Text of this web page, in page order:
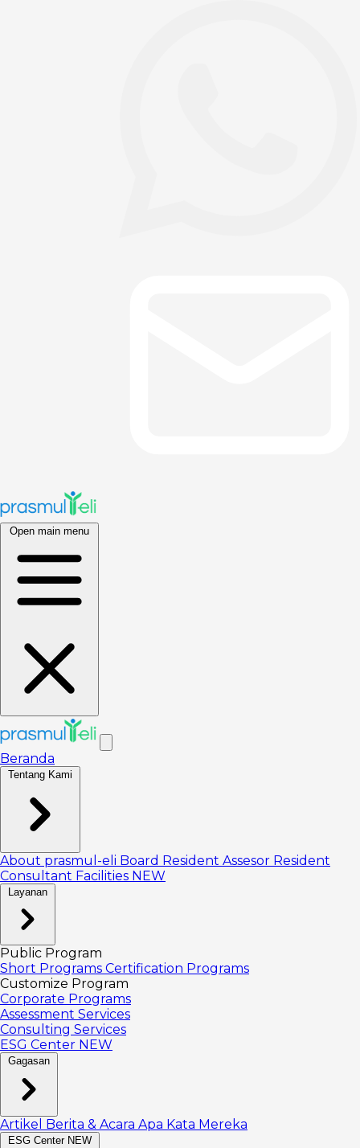
Open main menu
Beranda
Tentang Kami
About prasmul-eli Board Resident Assesor Resident
Consultant Facilities NEW
Layanan
Public Program
Short Programs Certification Programs
Customize Program
Corporate Programs
Assessment Services
Consulting Services
ESG Center NEW
Gagasan
Artikel Berita & Acara Apa Kata Mereka
ESG Center NEW